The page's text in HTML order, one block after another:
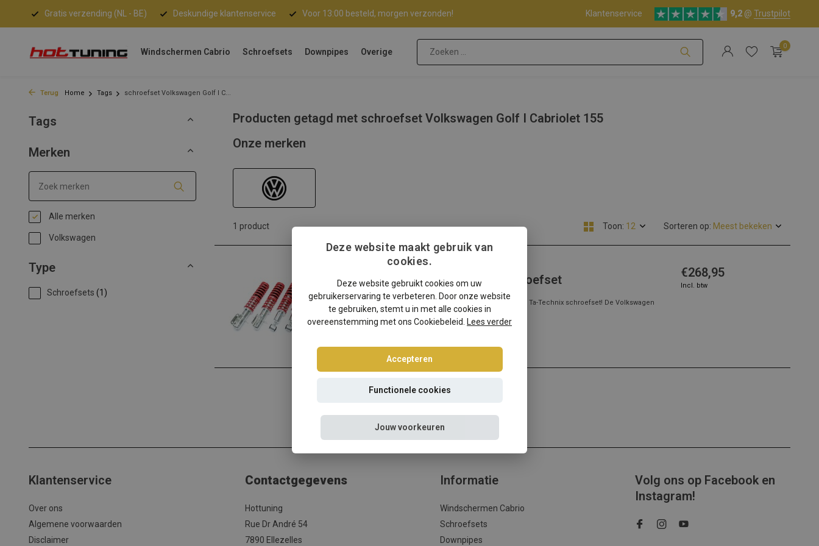
Gratis verzending (NL - BE) Deskundige klantenservice Voor 13:00 besteld, morgen verzonden! Klantenservice 9,2 @ Trustpilot
Windschermen Cabrio Schroefsets Downpipes Overige
0
Terug Home Tags schroefset Volkswagen Golf I C...
Tags
Merken
Alle merken
Volkswagen
Type
Schroefsets (1)
Producten getagd met schroefset Volkswagen Golf I Cabriolet 155
Onze merken
1 product Toon: Sorteren op:
Volkswagen Golf 1 Cabriolet schroefset
Volkswagen Golf 1 Cabriolet verlagen? Kies dan voor deze Ta-Technix schroefset! De Volkswagen
verlagingsset met de beste...
Lees meer
€268,95
Incl. btw
Klantenservice
Over ons
Algemene voorwaarden
Disclaimer
Contactgegevens
Hottuning
Rue Dr André 54
7890 Ellezelles
Informatie
Windschermen Cabrio
Schroefsets
Downpipes
Volg ons op Facebook en
Instagram!
Deze website maakt gebruik van
cookies.
Deze website gebruikt cookies om uw
gebruikerservaring te verbeteren. Door onze website
te gebruiken, stemt u in met alle cookies in
overeenstemming met ons Cookiebeleid. Lees verder
Accepteren
Functionele cookies
Jouw voorkeuren